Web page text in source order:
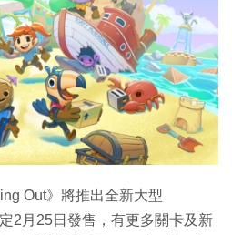
Out》將推出全新大型
2月25日發售，有更多關卡及新